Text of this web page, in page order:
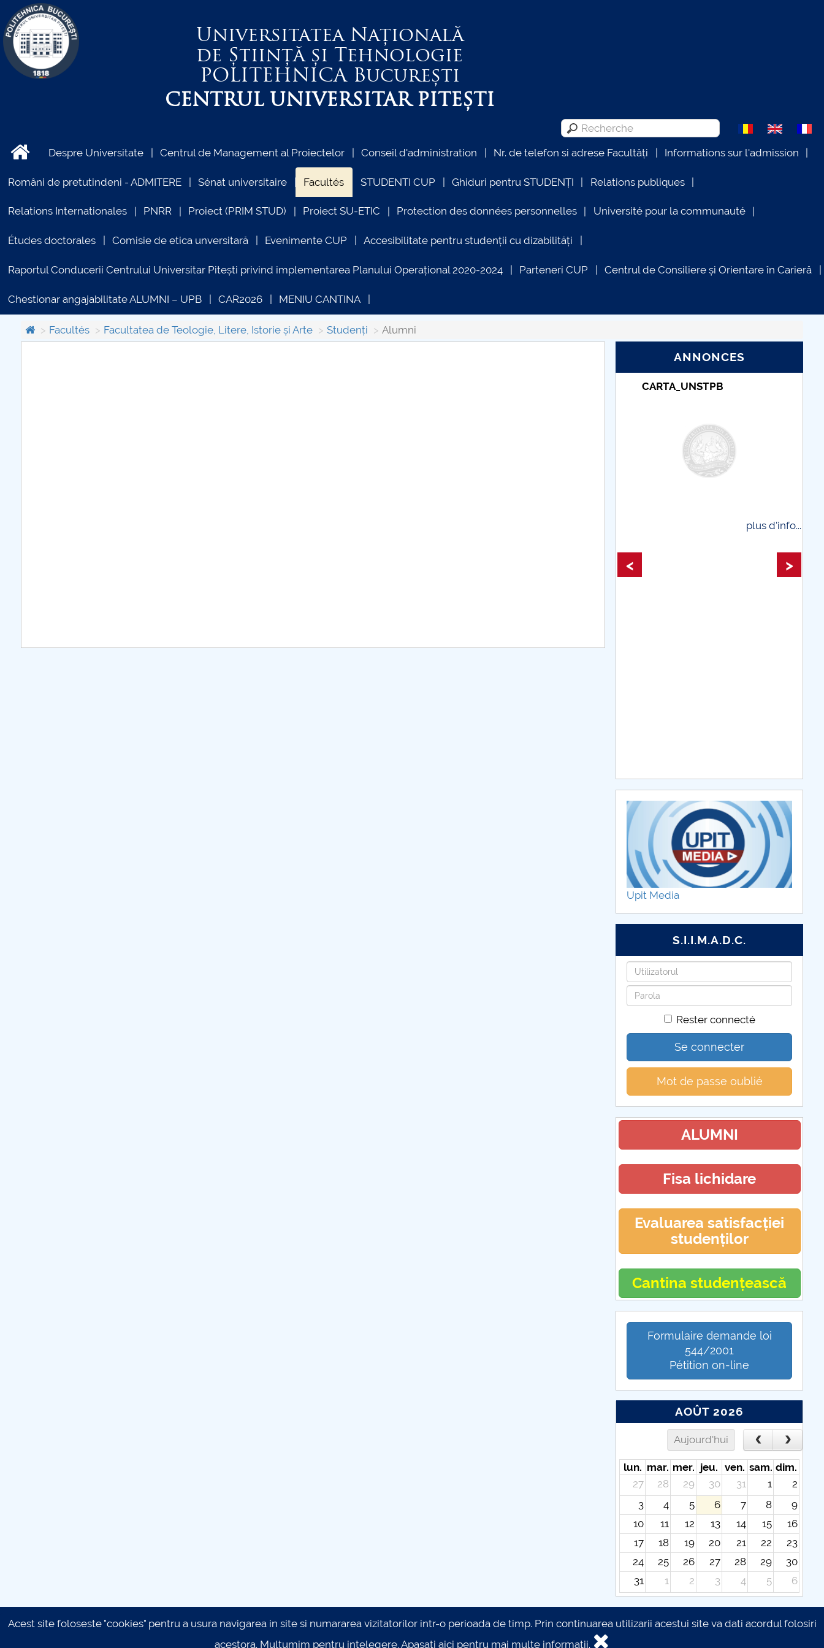
Universitatea Națională
de Știință și Tehnologie
POLITEHNICABucurești
CENTRUL UNIVERSITAR PITEȘTI
Despre Universitate Centrul de Management al Proiectelor Conseil d'administration Nr. de telefon si adrese Facultăți Informations sur l'admission
Români de pretutindeni - ADMITERE Sénat universitaire Facultés STUDENTI CUP Ghiduri pentru STUDENȚI Relations publiques
Relations Internationales PNRR Proiect (PRIM STUD) Proiect SU-ETIC Protection des données personnelles Université pour la communauté
Études doctorales Comisie de etica unversitară Evenimente CUP Accesibilitate pentru studenții cu dizabilități
Raportul Conducerii Centrului Universitar Pitești privind implementarea Planului Operațional 2020-2024 Parteneri CUP Centrul de Consiliere și Orientare în Carieră
Chestionar angajabilitate ALUMNI – UPB CAR2026 MENIU CANTINA
Facultés Facultatea de Teologie, Litere, Istorie și Arte Studenți Alumni
ANNONCES
Taxe de școlarizare
plus d'info...
< >
Upit Media
S.I.I.M.A.D.C.
Identifiant
Mot
de
Rester connecté
Se connecter
Mot de passe oublié
ALUMNI
Fisa lichidare
Evaluarea satisfacției
studenților
Cantina studențească
Formulaire demande loi
544/2001
Pétition on-line
AOÛT 2026
Aujourd'hui
lun. mar. mer. jeu. ven. sam. dim.
27
28 29 30 31 1
2
3
4 5 6 7 8
9
10
11 12 13 14 15
16
17
18 19 20 21 22
23
24
25 26 27 28 29
30
31
1 2 3 4 5 6
Acest site foloseste "cookies" pentru a usura navigarea in site si numararea vizitatorilor intr-o perioada de timp. Prin continuarea utilizarii acestui site va dati acordul folosiri
acestora. Multumim pentru intelegere.Apasati aici pentru mai multe informatii.